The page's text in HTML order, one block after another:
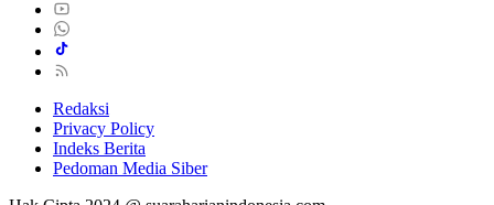
Redaksi
Privacy Policy
Indeks Berita
Pedoman Media Siber